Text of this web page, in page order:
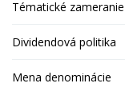
Tématické zameranie
Dividendová politika
Mena denominácie